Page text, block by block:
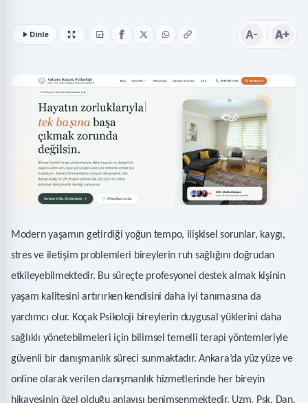
Dinle A- A+
Modern yaşamın getirdiği yoğun tempo, ilişkisel sorunlar, kaygı,
stres ve iletişim problemleri bireylerin ruh sağlığını doğrudan
etkileyebilmektedir. Bu süreçte profesyonel destek almak kişinin
yaşam kalitesini artırırken kendisini daha iyi tanımasına da
yardımcı olur. Koçak Psikoloji bireylerin duygusal yüklerini daha
sağlıklı yönetebilmeleri için bilimsel temelli terapi yöntemleriyle
güvenli bir danışmanlık süreci sunmaktadır. Ankara’da yüz yüze ve
online olarak verilen danışmanlık hizmetlerinde her bireyin
hikayesinin özel olduğu anlayışı benimsenmektedir. Uzm. Psk. Dan.